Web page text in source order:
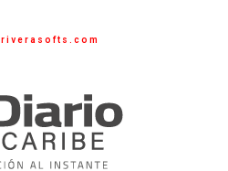
riverasofts.com